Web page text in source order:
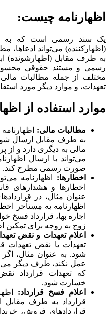
اظهارنامه چیست:
یک سند رسمی است که به
(اظهارکننده) می‌تواند ادعاها،
به طرف مقابل (اظهارشونده)
رسمی و مستند حقوقی
مختلف از جمله مطالبات
تعهدات، و موارد دیگر مورد
موارد استفاده از
مطالبات مالی:
به طرف مقابل ارسال
مالی به دیگری دارد و از
می‌تواند با ارسال
صورت رسمی مطرح کند.
اخطارها: اظهارنامه
اخطارها و هشدارهای
عنوان مثال، در
اظهارنامه به مستأجر
اجاره بها، قرارداد
زوج به زوجه برای تمکین
اعلام تعهدات و نقض
تعهدات یا نقض تعهدات
شود. به عنوان مثال،
عمل نکند، طرف دیگر
که تعهدات قرارداد
خسارت شود.
اعلام فسخ قرارداد:
قرارداد به طرف مقابل
قراردادهای فروش،